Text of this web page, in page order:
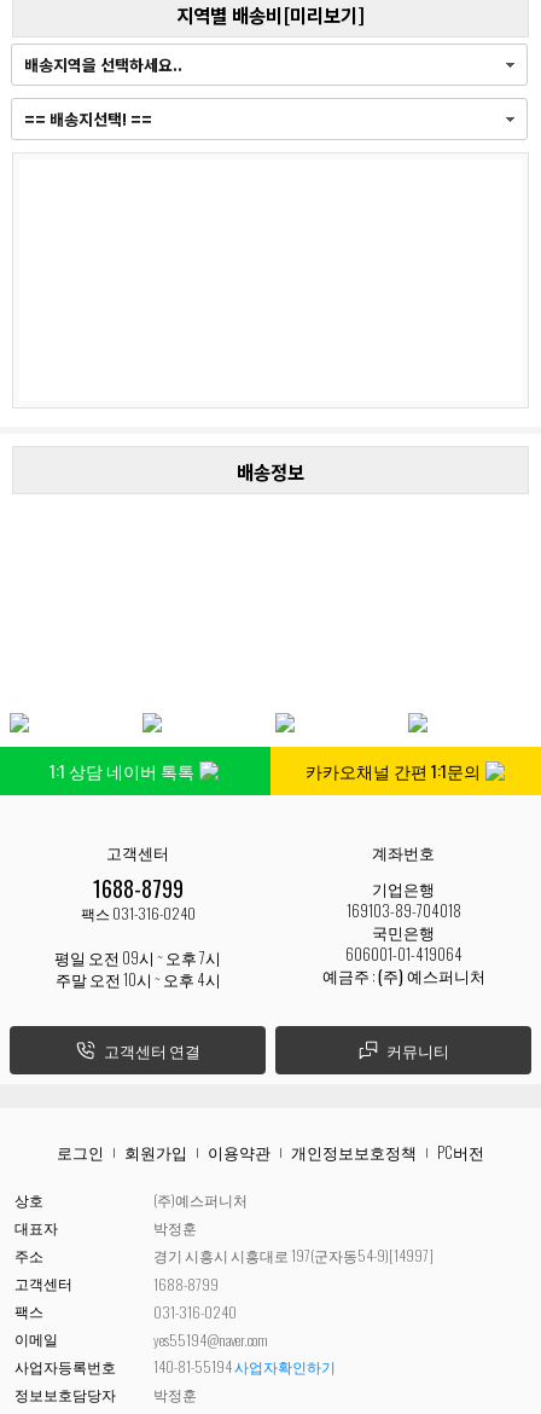
지역별 배송비[미리보기]
배송정보
1:1 상담 네이버 톡톡 카카오채널 간편 1:1문의
고객센터
1688-8799
팩스 031-316-0240
평일 오전 09시 ~ 오후 7시
주말 오전 10시 ~ 오후 4시
고객센터 연결
계좌번호
기업은행
169103-89-704018
국민은행
606001-01-419064
예금주 :(주) 예스퍼니처
커뮤니티
로그인 회원가입 이용약관 개인정보보호정책 PC버전
상호
(주)예스퍼니처
대표자
박정훈
주소
경기 시흥시 시흥대로 197(군자동54-9)[14997]
고객센터
1688-8799
팩스
031-316-0240
이메일
yes55194@naver.com
사업자등록번호
140-81-55194사업자확인하기
정보보호담당자
박정훈